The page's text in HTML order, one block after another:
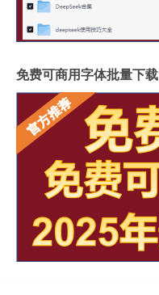
免费可商用字体批量下载